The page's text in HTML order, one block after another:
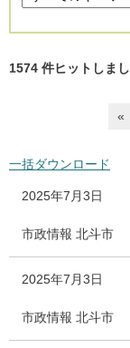
1574 件ヒットしまし
«
一括ダウンロード
2025年7月3日
市政情報 北斗市
2025年7月3日
市政情報 北斗市